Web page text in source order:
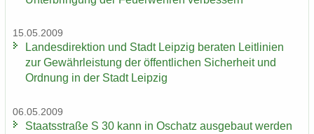
15.05.2009
Lan­des­di­rek­ti­on und Stadt Leip­zig be­ra­ten Leit­li­ni­en
zur Ge­währ­leis­tung der öf­fent­li­chen Si­cher­heit und
Ord­nung in der Stadt Leip­zig
06.05.2009
Staats­stra­ße S 30 kann in Oschatz aus­ge­baut wer­den